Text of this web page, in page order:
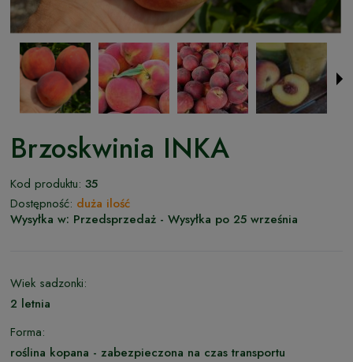
Brzoskwinia INKA
Kod produktu: 35
Dostępność: duża ilość
Wysyłka w: Przedsprzedaż - Wysyłka po 25 września
Wiek sadzonki:
2 letnia
Forma:
roślina kopana - zabezpieczona na czas transportu